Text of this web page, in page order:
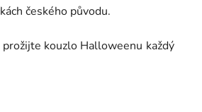
českého původu.
kouzlo Halloweenu každý